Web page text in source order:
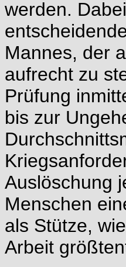
werden.
Mannes, der
aufrecht zu
Prüfung
bis zur
Auslöschung
Menschen
als Stütze,
Arbeit